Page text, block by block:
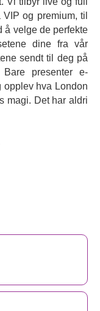
livsstilen, og den
Me».
en talentfull
Gaten
Broadway og på
Cohen.
som bor i
mellom kjærlighet
samtidig som de
og lever med den
aids. Den er løst
og «Seasons of
og for sin
hiv/aids.
VIP og premium, til
å velge de perfekte
dine fra vår
sendt til deg på
Bare presenter e-
opplev hva London
magi. Det har aldri